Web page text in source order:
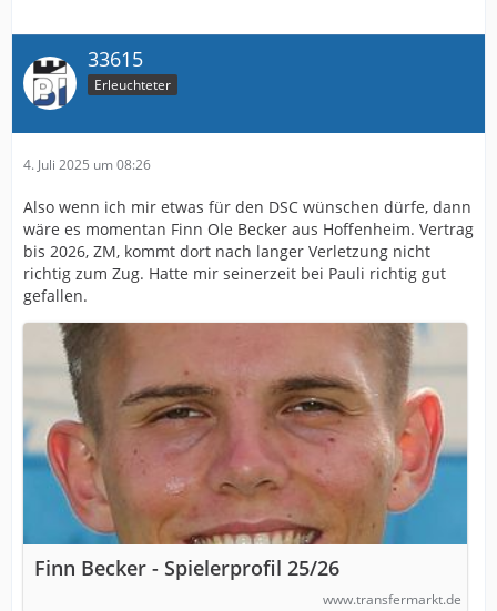
33615
Erleuchteter
4. Juli 2025 um 08:26
Also wenn ich mir etwas für den DSC wünschen dürfe, dann
wäre es momentan Finn Ole Becker aus Hoffenheim. Vertrag
bis 2026, ZM, kommt dort nach langer Verletzung nicht
richtig zum Zug. Hatte mir seinerzeit bei Pauli richtig gut
gefallen.
Finn Becker - Spielerprofil 25/26
www.transfermarkt.de